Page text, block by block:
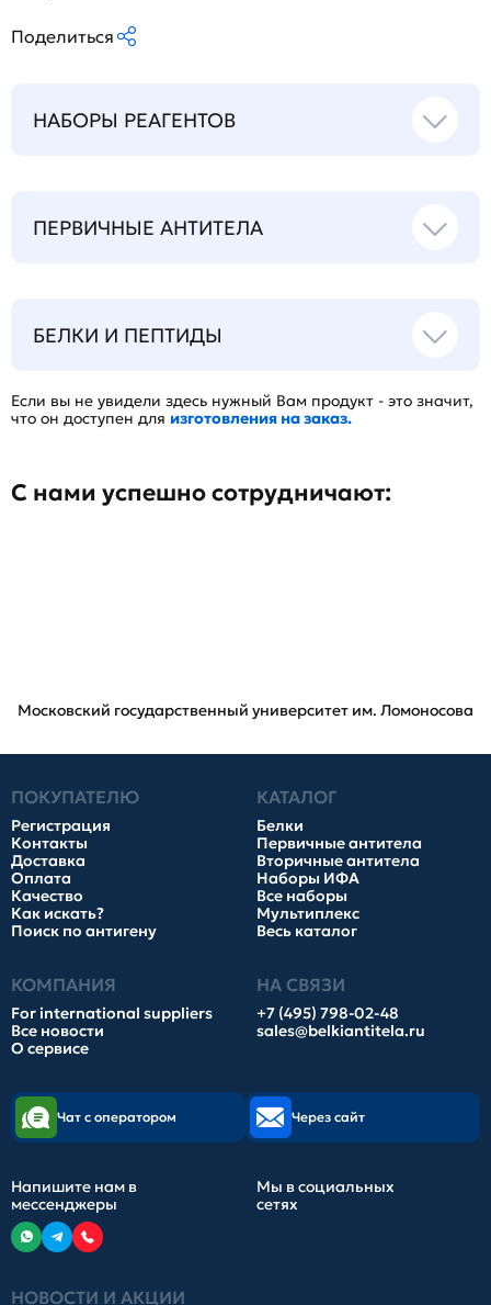
Поделиться
НАБОРЫ РЕАГЕНТОВ
ПЕРВИЧНЫЕ АНТИТЕЛА
БЕЛКИ И ПЕПТИДЫ
Если вы не увидели здесь нужный Вам продукт - это значит,
что он доступен для изготовления на заказ.
С нами успешно сотрудничают:
Московский государственный университет им. Ломоносова
ПОКУПАТЕЛЮ
Регистрация
Контакты
Доставка
Оплата
Качество
Как искать?
Поиск по антигену
КАТАЛОГ
Белки
Первичные антитела
Вторичные антитела
Наборы ИФА
Все наборы
Мультиплекс
Весь каталог
КОМПАНИЯ
For international suppliers
Все новости
О сервисе
НА СВЯЗИ
+7 (495) 798-02-48
sales@belkiantitela.ru
НОВОСТИ И АКЦИИ
Чат с оператором Через сайт
Напишите нам в
мессенджеры
Мы в социальных
сетях